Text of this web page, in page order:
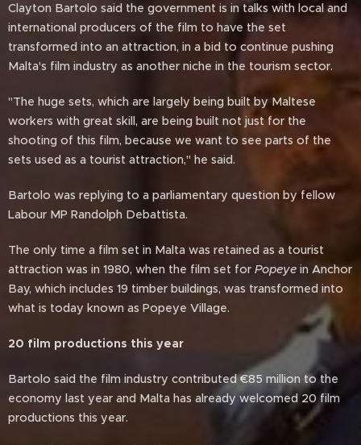
Clayton Bartolo said the government is in talks with local and
international producers of the film to have the set
transformed into an attraction, in a bid to continue pushing
Malta's film industry as another niche in the tourism sector.
"The huge sets, which are largely being built by Maltese
workers with great skill, are being built not just for the
shooting of this film, because we want to see parts of the
sets used as a tourist attraction," he said.
Bartolo was replying to a parliamentary question by fellow
Labour MP Randolph Debattista.
The only time a film set in Malta was retained as a tourist
attraction was in 1980, when the film set for Popeye in Anchor
Bay, which includes 19 timber buildings, was transformed into
what is today known as Popeye Village.
20 film productions this year
Bartolo said the film industry contributed €85 million to the
economy last year and Malta has already welcomed 20 film
productions this year.